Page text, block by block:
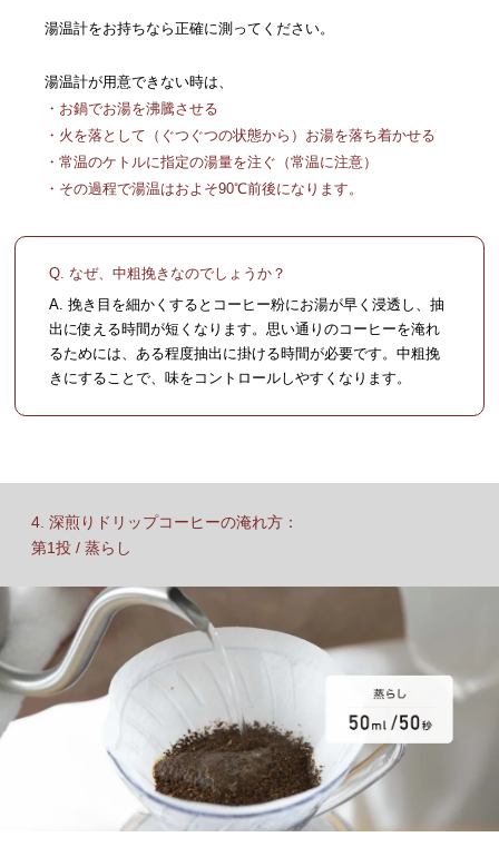
湯温計をお持ちなら正確に測ってください。
湯温計が用意できない時は、
・お鍋でお湯を沸騰させる
・火を落として（ぐつぐつの状態から）お湯を落ち着かせる
・常温のケトルに指定の湯量を注ぐ（常温に注意）
・その過程で湯温はおよそ90℃前後になります。
Q. なぜ、中粗挽きなのでしょうか？
A. 挽き目を細かくするとコーヒー粉にお湯が早く浸透し、抽
出に使える時間が短くなります。思い通りのコーヒーを淹れ
るためには、ある程度抽出に掛ける時間が必要です。中粗挽
きにすることで、味をコントロールしやすくなります。
4. 深煎りドリップコーヒーの淹れ方：
第1投 / 蒸らし